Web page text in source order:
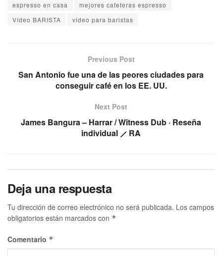
espresso en casa
mejores cafeteras espresso
Vídeo BARISTA
video para baristas
Previous Post
San Antonio fue una de las peores ciudades para
conseguir café en los EE. UU.
Next Post
James Bangura – Harrar / Witness Dub · Reseña
individual ⟋ RA
Deja una respuesta
Tu dirección de correo electrónico no será publicada. Los campos
obligatorios están marcados con *
Comentario *